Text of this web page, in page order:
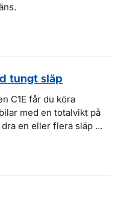
tungt släp
C1E får du köra
med en totalvikt på
en eller flera släp ...